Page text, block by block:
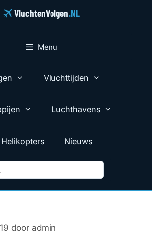
VluchtenVolgen.NL
Menu
Vluchttijden
Luchthavens
Helikopters Nieuws
door admin